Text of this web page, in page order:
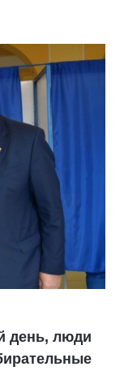
день, люди